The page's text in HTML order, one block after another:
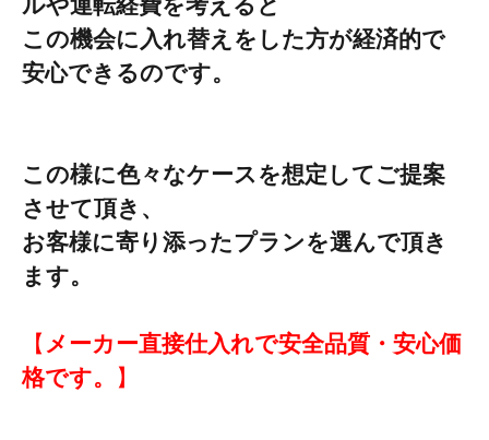
この機会に入れ替えをした方が経済的で
安心できるのです。
この様に色々なケースを想定してご提案
させて頂き、
お客様に寄り添ったプランを選んで頂き
ます。
【 メーカー直接仕入れで安全品質・安心価
格です。
】